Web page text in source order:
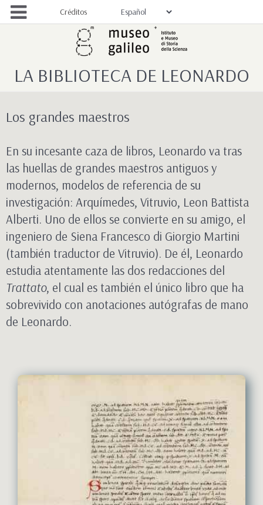
Créditos
LA BIBLIOTECA DE LEONARDO
Los grandes maestros
En su incesante caza de libros, Leonardo va tras
las huellas de grandes maestros antiguos y
modernos, modelos de referencia de su
investigación: Arquímedes, Vitruvio, Leon Battista
Alberti. Uno de ellos se convierte en su amigo, el
ingeniero de Siena Francesco di Giorgio Martini
(también traductor de Vitruvio). De él, Leonardo
estudia atentamente las dos redacciones del
Trattato, el cual es también el único libro que ha
sobrevivido con anotaciones autógrafas de mano
de Leonardo.